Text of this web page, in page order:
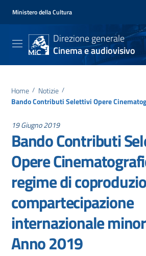
Ministero della Cultura
Direzione generale
Cinema e audiovisivo
Home / Notizie /
19 Giugno 2019
Bando Contributi
Opere
regime di
compartecipazione
internazionale
Anno 2019